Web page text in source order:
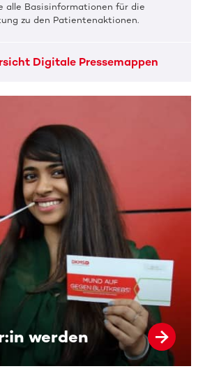
alle Basisinformationen für die
zu den Patientenaktionen.
Digitale Pressemappen
werden